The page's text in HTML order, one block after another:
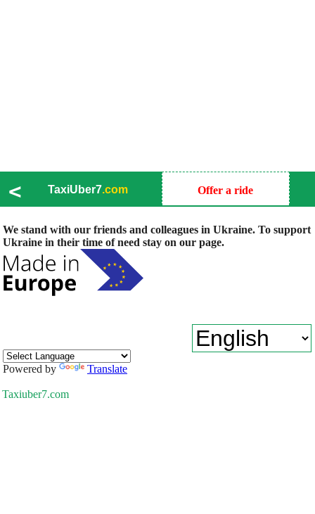
< TaxiUber7.com Offer a ride
We stand with our friends and colleagues in Ukraine. To support
Ukraine in their time of need stay on our page.
Powered by Translate
Taxiuber7.com